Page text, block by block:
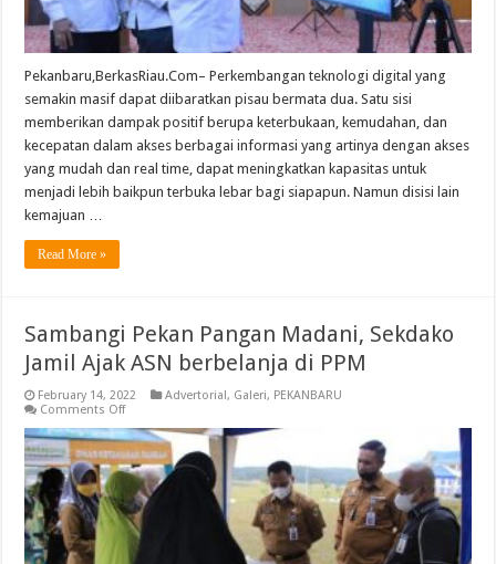
Pekanbaru,BerkasRiau.Com– Perkembangan teknologi digital yang
semakin masif dapat diibaratkan pisau bermata dua. Satu sisi
memberikan dampak positif berupa keterbukaan, kemudahan, dan
kecepatan dalam akses berbagai informasi yang artinya dengan akses
yang mudah dan real time, dapat meningkatkan kapasitas untuk
menjadi lebih baikpun terbuka lebar bagi siapapun. Namun disisi lain
kemajuan …
Read More »
Sambangi Pekan Pangan Madani, Sekdako
Jamil Ajak ASN berbelanja di PPM
February 14, 2022 Advertorial, Galeri, PEKANBARU
Comments Offon
Pekan
Pangan
Madani,
Sekdako
Jamil
Ajak
ASN
berbelanja